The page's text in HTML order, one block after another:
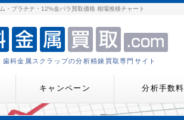
・プラチナ・12%金パラ買取価格 相場推移チャート
歯科金属スクラップの分析精錬買取専門サイト
キャンペーン 分析手数料